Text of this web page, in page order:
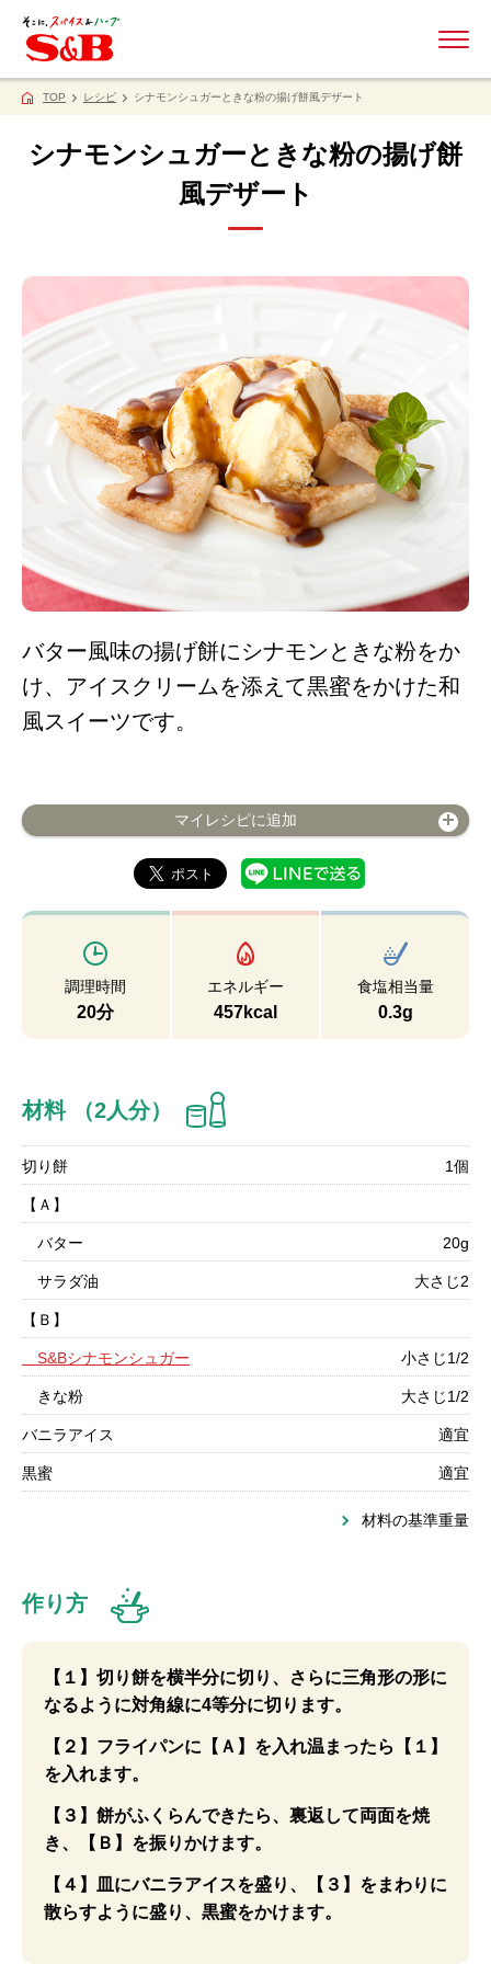
TOP レシピ シナモンシュガーときな粉の揚げ餅風デザート
シナモンシュガーときな粉の揚げ餅
風デザート
バター風味の揚げ餅にシナモンときな粉をか
け、アイスクリームを添えて黒蜜をかけた和
風スイーツです。
マイレシピに追加
調理時間
20分
エネルギー
457kcal
食塩相当量
0.3g
材料 （2人分）
切り餅 1個
【Ａ】
バター 20g
サラダ油 大さじ2
【Ｂ】
S&Bシナモンシュガー 小さじ1/2
きな粉 大さじ1/2
バニラアイス 適宜
黒蜜 適宜
材料の基準重量
作り方
【１】切り餅を横半分に切り、さらに三角形の形に
なるように対角線に4等分に切ります。
【２】フライパンに【Ａ】を入れ温まったら【１】
を入れます。
【３】餅がふくらんできたら、裏返して両面を焼
き、【Ｂ】を振りかけます。
【４】皿にバニラアイスを盛り、【３】をまわりに
散らすように盛り、黒蜜をかけます。